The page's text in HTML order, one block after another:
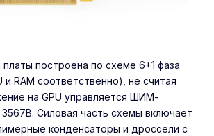
построена по схеме 6+1 фаза
и RAM соответственно), не считая
на GPU управляется ШИМ-
Силовая часть схемы включает
конденсаторы и дроссели с